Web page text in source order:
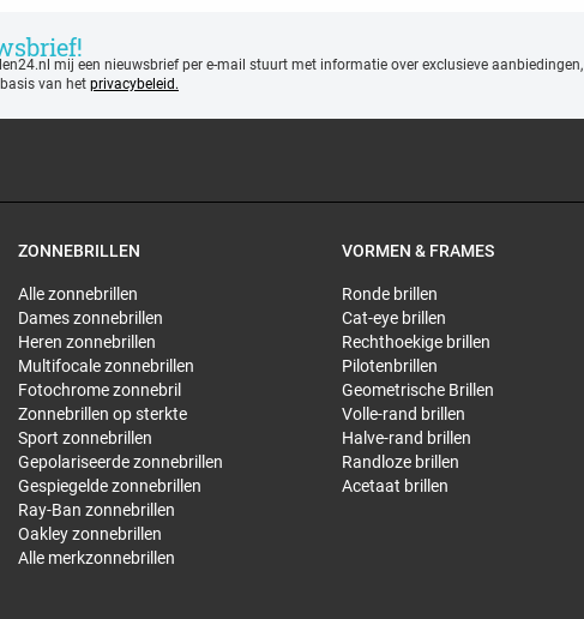
mij een nieuwsbrief per e-mail stuurt met informatie over exclusieve aanbiedingen,
van het privacybeleid.
ZONNEBRILLEN
Alle zonnebrillen
Dames zonnebrillen
Heren zonnebrillen
Multifocale zonnebrillen
Fotochrome zonnebril
Zonnebrillen op sterkte
Sport zonnebrillen
Gepolariseerde zonnebrillen
Gespiegelde zonnebrillen
Ray-Ban zonnebrillen
Oakley zonnebrillen
Alle merkzonnebrillen
VORMEN & FRAMES
Ronde brillen
Cat-eye brillen
Rechthoekige brillen
Pilotenbrillen
Geometrische Brillen
Volle-rand brillen
Halve-rand brillen
Randloze brillen
Acetaat brillen